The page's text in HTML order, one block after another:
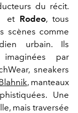
du récit.
etRodeo, tous
scènes comme
urbain. Ils
par
sneakers
, manteaux
Une
mais traversée